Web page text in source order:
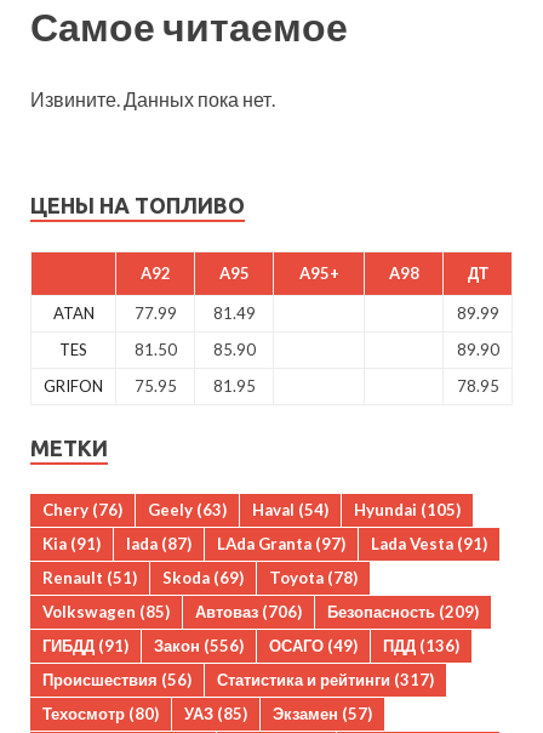
Самое читаемое
Извините. Данных пока нет.
ЦЕНЫ НА ТОПЛИВО
A92 A95 A95+ A98 ДТ
ATAN 77.99 81.49
89.99
TES
81.50 85.90
89.90
GRIFON
75.95 81.95 78.95
МЕТКИ
Chery (76) Geely (63) Haval (54) Hyundai (105)
Kia (91) lada (87) LAda Granta (97) Lada Vesta (91)
Renault (51) Skoda (69) Toyota (78)
Volkswagen (85) Автоваз (706) Безопасность (209)
ГИБДД (91) Закон (556) ОСАГО (49) ПДД (136)
Происшествия (56) Статистика и рейтинги (317)
Техосмотр (80) УАЗ (85) Экзамен (57)